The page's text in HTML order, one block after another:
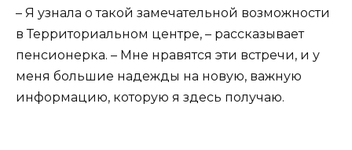
– Я узнала о такой замечательной возможности
в Территориальном центре, – рассказывает
пенсионерка. – Мне нравятся эти встречи, и у
меня большие надежды на новую, важную
информацию, которую я здесь получаю.